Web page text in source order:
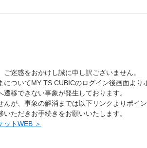
ご迷惑をおかけし誠に申し訳ございません。
についてMY TS CUBICのログイン後画面より
遷移できない事象が発生しております。
んが、事象の解消までは以下リンクよりポイ
いただきお手続きをお願いいたします。
ットWEB ＞